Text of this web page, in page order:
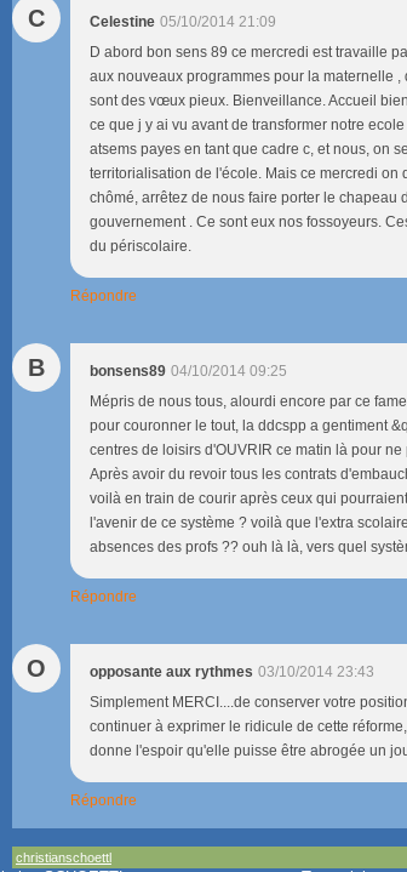
C Celestine 05/10/2014 21:09
D abord bon sens 89 ce mercredi est travaille
aux nouveaux programmes pour la maternelle
sont des vœux pieux. Bienveillance. Accueil
ce que j y ai vu avant de transformer notre
atsems payes en tant que cadre c, et nous, on
territorialisation de l'école. Mais ce mercredi on
chômé, arrêtez de nous faire porter le chapeau
gouvernement . Ce sont eux nos fossoyeurs.
du périscolaire.
Répondre
B bonsens89 04/10/2014 09:25
Mépris de nous tous, alourdi encore par ce
pour couronner le tout, la ddcspp a gentiment
centres de loisirs d'OUVRIR ce matin là pour
Après avoir du revoir tous les contrats
voilà en train de courir après ceux qui
l'avenir de ce système ? voilà que l'extra
absences des profs ?? ouh là là, vers quel
Répondre
O opposante aux rythmes 03/10/2014 23:43
Simplement MERCI....de conserver votre
continuer à exprimer le ridicule de cette
donne l'espoir qu'elle puisse être abrogée un
Répondre
christianschoettl